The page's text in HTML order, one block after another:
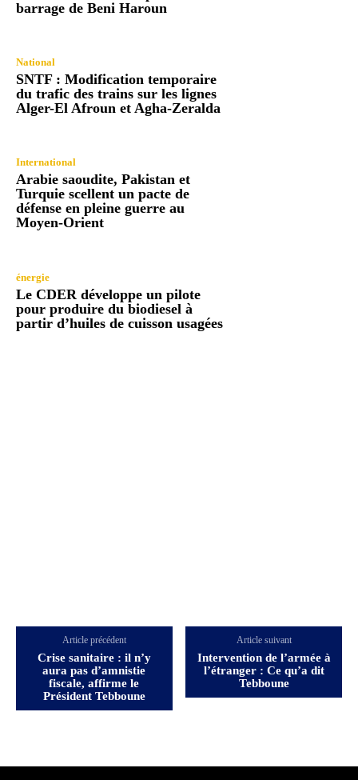
barrage de Beni Haroun
National
SNTF : Modification temporaire
du trafic des trains sur les lignes
Alger-El Afroun et Agha-Zeralda
International
Arabie saoudite, Pakistan et
Turquie scellent un pacte de
défense en pleine guerre au
Moyen-Orient
énergie
Le CDER développe un pilote
pour produire du biodiesel à
partir d’huiles de cuisson usagées
Article précédent
Crise sanitaire : il n’y
aura pas d’amnistie
fiscale, affirme le
Président Tebboune
Article suivant
Intervention de l’armée à
l’étranger : Ce qu’a dit
Tebboune